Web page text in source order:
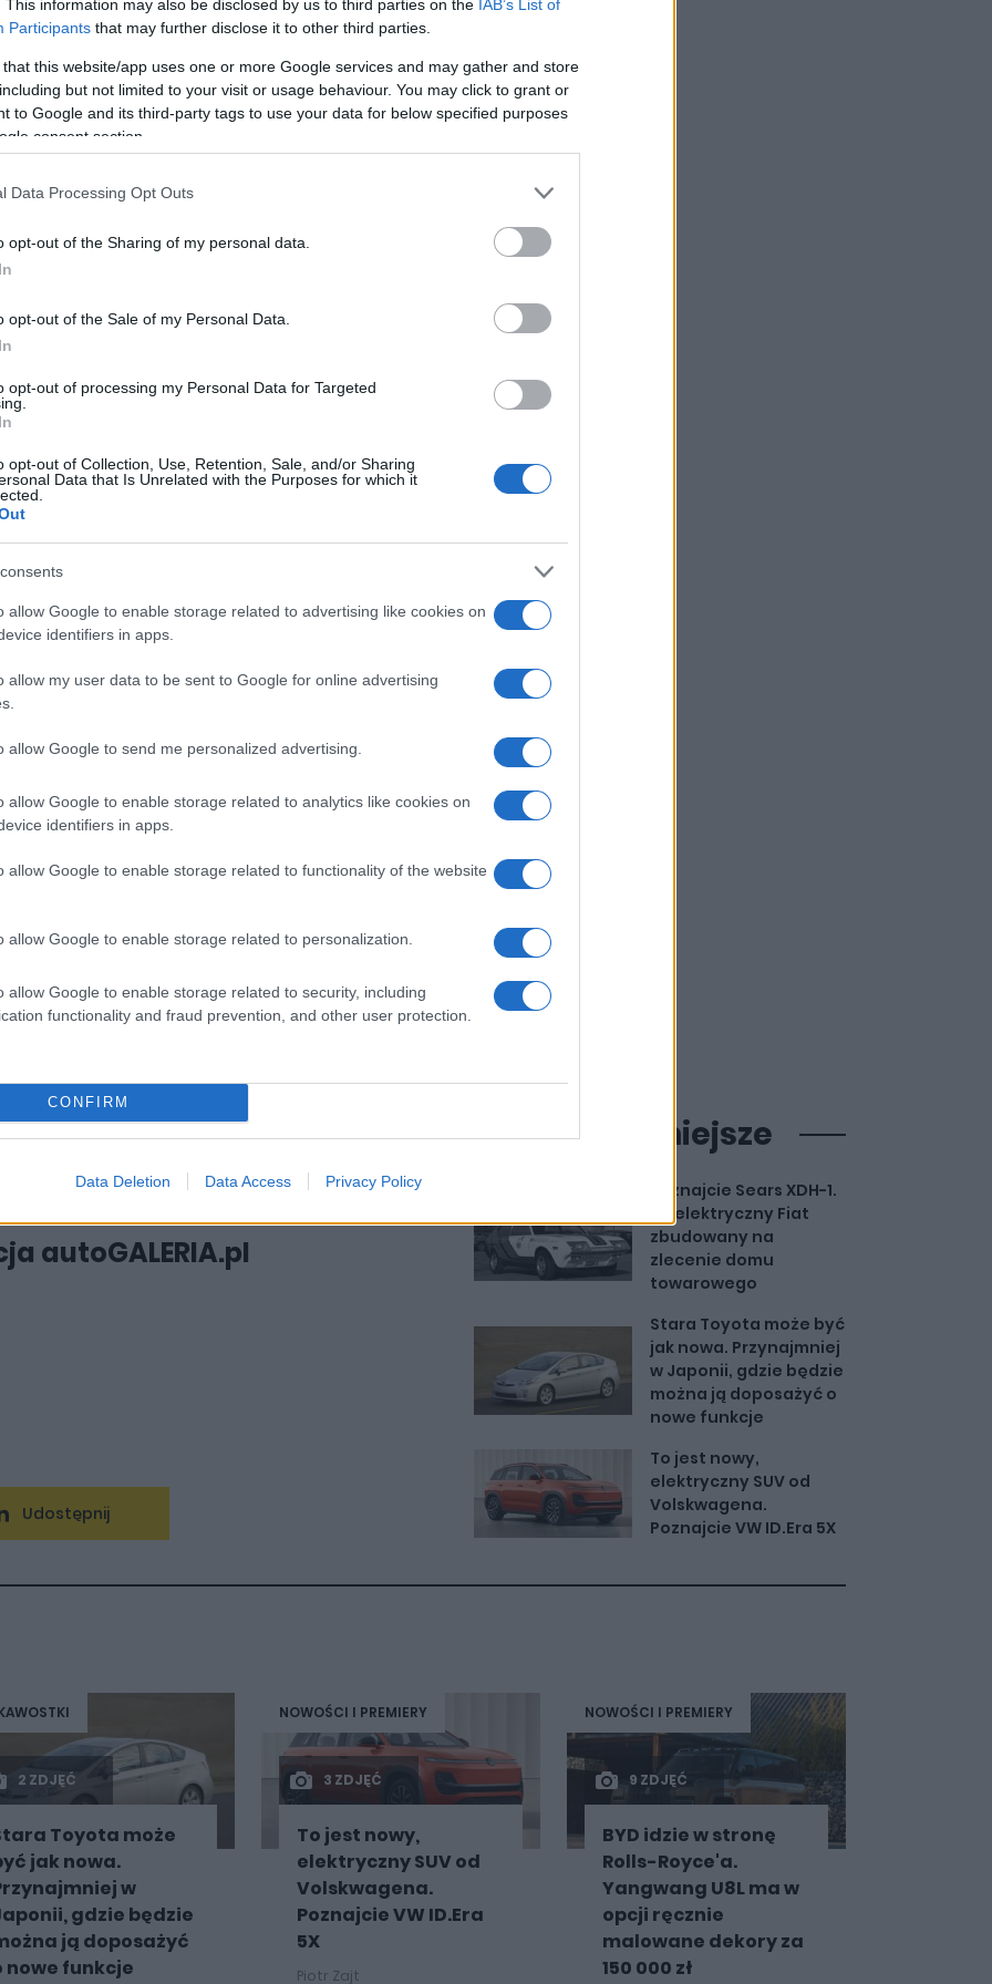
This information may also be disclosed by us to third parties on the IAB’s List of
Participants that may further disclose it to other third parties.
that this website/app uses one or more Google services and may gather and store
but not limited to your visit or usage behaviour. You may click to grant or
to Google and its third-party tags to use your data for below specified purposes
consent section.
Data Processing Opt Outs
opt-out of the Sharing of my personal data.
opt-out of the Sale of my Personal Data.
opt-out of processing my Personal Data for Targeted
opt-out of Collection, Use, Retention, Sale, and/or Sharing
Data that Is Unrelated with the Purposes for which it
allow Google to enable storage related to advertising like cookies on
identifiers in apps.
allow my user data to be sent to Google for online advertising
allow Google to send me personalized advertising.
allow Google to enable storage related to analytics like cookies on
identifiers in apps.
allow Google to enable storage related to functionality of the website
allow Google to enable storage related to personalization.
allow Google to enable storage related to security, including
functionality and fraud prevention, and other user protection.
CONFIRM
Data Deletion Data Access Privacy Policy
9 2025?
1.5 T-GDI, która współpracuje z
. W tym aucie postawiono na
o pojemności 34,46 kWh. Łączna
na prądzie wynosi do 150
setka pojawia się na zegarach w 4,9
- od dobrego nagłośnienia, przez
aż po szklany dach, którego
znana, ale polska premiera to
nawet dni. W
co w przeliczeniu na złotówki
złotych. Nie będzie to więc
strony aspiracje są tutaj wysokie.
#Omoda 9 cena
#Omoda 9 2026
autoGALERIA.pl
Udostępnij
Najpopularniejsze
Poznajcie Sears XDH-1.
To elektryczny Fiat
zbudowany na
zlecenie domu
towarowego
Stara Toyota może być
jak nowa. Przynajmniej
w Japonii, gdzie będzie
można ją doposażyć o
nowe funkcje
To jest nowy,
elektryczny SUV od
Volskwagena.
Poznajcie VW ID.Era 5X
2 ZDJĘĆ
Toyota może
jak nowa.
w
gdzie będzie
ją doposażyć
nowe funkcje
NOWOŚCI I PREMIERY
3 ZDJĘĆ
To jest nowy,
elektryczny SUV od
Volskwagena.
Poznajcie VW ID.Era
5X
Piotr Zajt
NOWOŚCI I PREMIERY
9 ZDJĘĆ
BYD idzie w stronę
Rolls-Royce'a.
Yangwang U8L ma w
opcji ręcznie
malowane dekory za
150 000 zł